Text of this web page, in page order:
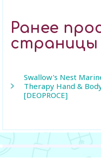
Ранее
страницы
Swallow's Nest
Therapy Hand &
[DEOPROCE]